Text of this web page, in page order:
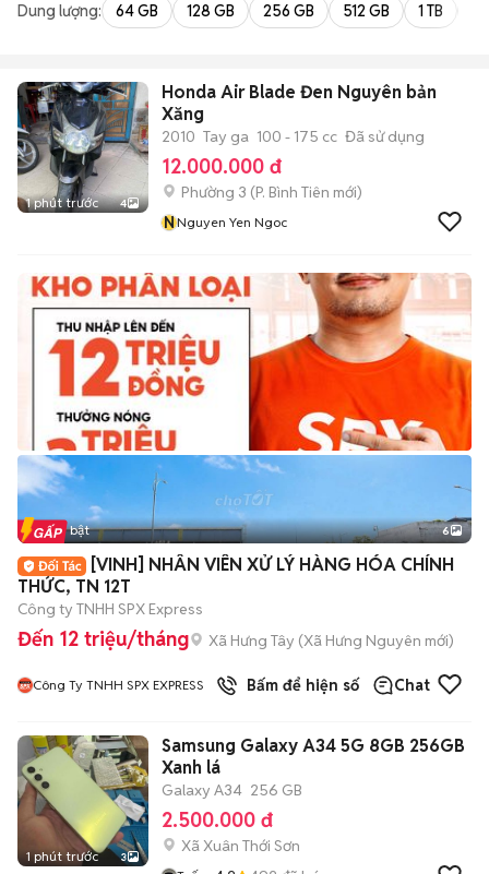
Dung lượng: 64 GB 128 GB 256 GB 512 GB 1 TB
1 phút trước 4
Honda Air Blade Đen Nguyên bản
Xăng
2010 Tay ga 100 - 175 cc Đã sử dụng
12.000.000 đ
Phường 3 (P. Bình Tiên mới)
NNguyen Yen Ngoc
+2
Tin nổi bật 6
[VINH] NHÂN VIÊN XỬ LÝ HÀNG HÓA CHÍNH
THỨC, TN 12T
Công ty TNHH SPX Express
Đến 12 triệu/tháng Xã Hưng Tây (Xã Hưng Nguyên mới)
Công Ty TNHH SPX EXPRESS Bấm để hiện số Chat
1 phút trước 3
Samsung Galaxy A34 5G 8GB 256GB
Xanh lá
Galaxy A34 256 GB
2.500.000 đ
Xã Xuân Thới Sơn